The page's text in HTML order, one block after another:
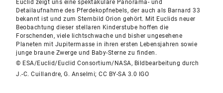
Euclid zeigt uns eine spektakuläre Panorama- und
Detailaufnahme des Pferdekopfnebels, der auch als Barnard 33
bekannt ist und zum Sternbild Orion gehört. Mit Euclids neuer
Beobachtung dieser stellaren Kinderstube hoffen die
Forschenden, viele lichtschwache und bisher ungesehene
Planeten mit Jupitermasse in ihren ersten Lebensjahren sowie
junge braune Zwerge und Baby-Sterne zu finden.
© ESA/Euclid/Euclid Consortium/NASA, Bildbearbeitung durch
J.-C. Cuillandre, G. Anselmi; CC BY-SA 3.0 IGO